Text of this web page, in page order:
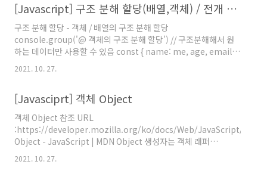
getRandom.js export default function () { return
Math.floor(Math.random() * 10) } // main.js import
getRandom from './getRandom' export : named export
내보내는 JS..
[Javascript] 구조 분해 할당(배열,객체) / 전개 연산자 / 데이터 불변성 / 얕은복사와 깊은 복사 (lodash deepClone)
구조 분해 할당 - 객체 / 배열의 구조 분해 할당
console.group('@ 객체의 구조 분해 할당') // 구조분해해서 원
하는 데이터만 사용할 수 있음 const { name: me, age, email,
address = 'Korea' } = user console.log(`이름은 ${name}입
니다.`) console.log(`${me}의 이름은 ${age}살이며`) //me라
용할수없음! console.log(`${address} 에 거주중입니다.`) //구
조분해할당시 default 값 지정할 수 있다 ! console.log(`문의사
항이 있다면 -> ${email}`) console.log(user.name ===
`${nam..
2021. 10. 27.
[Javasciprt] 객체 Object
객체 Object 참조 URL
:https://developer.mozilla.org/ko/docs/Web/JavaScript/
Object - JavaScript | MDN Object 생성자는 객체 래퍼
(wrapper)를 생성합니다. developer.mozilla.org assign
keys values // Object.prototype... prototype안붙어 있으면
2021. 10. 27.